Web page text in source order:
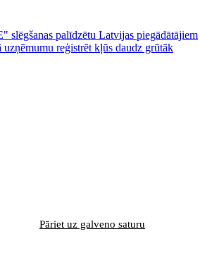
slēgšanas palīdzētu Latvijas piegādātājiem
uzņēmumu reģistrēt kļūs daudz grūtāk
Pāriet uz galveno saturu